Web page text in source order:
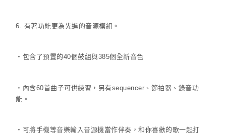
6. 有著功能更為先進的音源模組。
‧包含了預置的40個鼓組與385個全新音色
‧內含60首曲子可供練習，另有sequencer、節拍器、錄音功
能。
‧可將手機等音樂輸入音源機當作伴奏，和你喜歡的歌一起打